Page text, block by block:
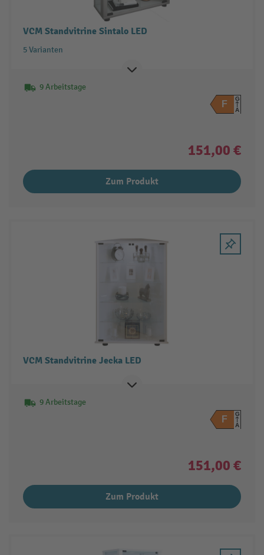
VCM Standvitrine Sintalo LED
5 Varianten
9 Arbeitstage
F
G
A
151,00 €
Zum Produkt
VCM Standvitrine Jecka LED
9 Arbeitstage
F
G
A
151,00 €
Zum Produkt